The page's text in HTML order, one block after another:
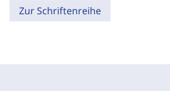
Zur Schriftenreihe